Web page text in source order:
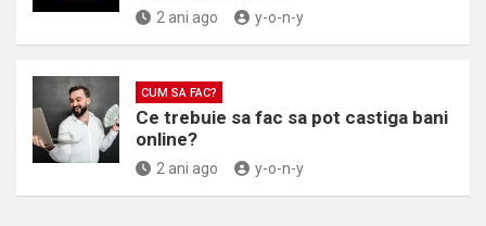
2 ani ago y-o-n-y
CUM SA FAC?
Ce trebuie sa fac sa pot castiga bani
online?
2 ani ago y-o-n-y